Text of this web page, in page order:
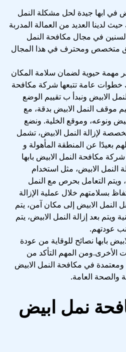
في ابها جيدة لحل مشكلة النمل
لدينا العديد من العمالة المدربة
لسنين في مجال مكافحة النمل
متخصص ومحترف في هذا المجال
مهمة حيوية لضمان سلامة المكان
خطوات عامة تتبعها شركة مكافحة
الابيض ونبدأ ب تقييم الوضع
موقف النمل الابيض بدقة، مع
ونوعه، وموقع الخلية. ونضع
لإزالة النمل الابيض، تشمل
بعيدًا عن المنطقة المأهولة و
مكافحة النمل الابيض بابها
النمل الابيض، مثل استخدام
ويتم التعامل بحرص مع النمل
بسلامتهم خلال عملية الإزالة
الابيض إلى مكان آمن، يتم
ويتم بعد إزالة النمل الابيض، يتم
عودتهم.
بابها نصائح للوقاية من عودة
الأخرى.ومن المهم التأكد من
ومعتمدة في مكافحة النمل الابيض
والصحة العامة.
نمل ابيض